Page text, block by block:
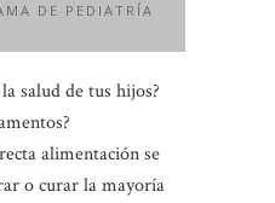
DE PEDIATRÍA
salud de tus hijos?
alimentación se
o curar la mayoría